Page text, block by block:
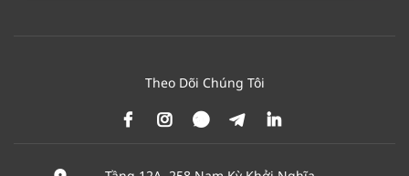
Theo Dõi Chúng Tôi